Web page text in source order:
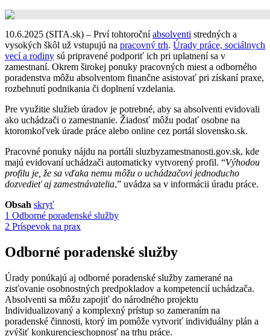
10.6.2025 (SITA.sk) – Prví tohtoročníabsolventi stredných a
vysokých škôl už vstupujú na pracovný trh. Úrady práce, sociálnych
vecí a rodiny sú pripravené podporiť ich pri uplatnení sa v
zamestnaní. Okrem širokej ponuky pracovných miest a odborného
poradenstva môžu absolventom finančne asistovať pri získaní praxe,
rozbehnutí podnikania či doplnení vzdelania.
Pre využitie služieb úradov je potrebné, aby sa absolventi evidovali
ako uchádzači o zamestnanie. Žiadosť môžu podať osobne na
ktoromkoľvek úrade práce alebo online cez portál slovensko.sk.
Pracovné ponuky nájdu na portáli sluzbyzamestnanosti.gov.sk, kde
majú evidovaní uchádzači automaticky vytvorený profil. “Výhodou
profilu je, že sa vďaka nemu môžu o uchádzačovi jednoducho
dozvedieť aj zamestnávatelia,” uvádza sa v informácii úradu práce.
Obsah skryť
1 Odborné poradenské služby
2 Príspevok na prax
Odborné poradenské služby
Úrady ponúkajú aj odborné poradenské služby zamerané na
zisťovanie osobnostných predpokladov a kompetencií uchádzača.
Absolventi sa môžu zapojiť do národného projektu
Individualizovaný a komplexný prístup so zameraním na
poradenské činnosti, ktorý im pomôže vytvoriť individuálny plán a
zvýšiť konkurencieschopnosť na trhu práce.